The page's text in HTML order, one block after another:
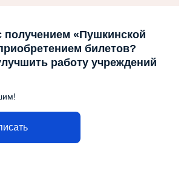
получением «Пушкинской
билетов?
работу учреждений